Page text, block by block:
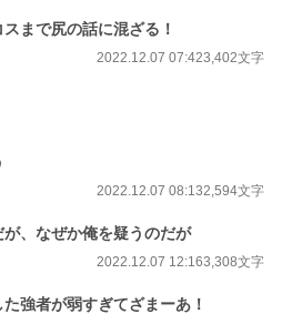
まで尻の話に混ざる！
2022.12.07 07:423,402文字
2022.12.07 08:132,594文字
、なぜか俺を疑うのだが
2022.12.07 12:163,308文字
強者が弱すぎてざまーあ！